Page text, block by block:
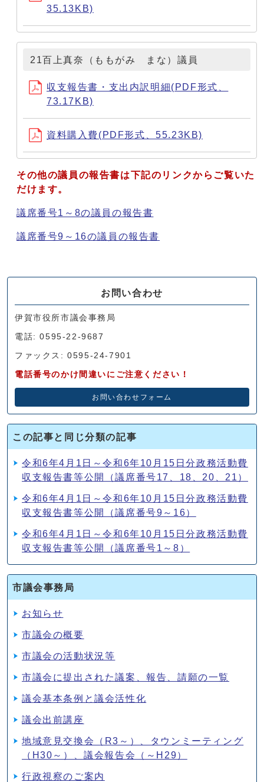
35.13KB)
21百上真奈（ももがみ まな）議員
収支報告書・支出内訳明細(PDF形式、
73.17KB)
資料購入費(PDF形式、55.23KB)
その他の議員の報告書は下記のリンクからご覧いた
だけます。
議席番号1～8の議員の報告書
議席番号9～16の議員の報告書
お問い合わせ
伊賀市役所市議会事務局
電話: 0595-22-9687
ファックス: 0595-24-7901
電話番号のかけ間違いにご注意ください！
お問い合わせフォーム
この記事と同じ分類の記事
令和6年4月1日～令和6年10月15日分政務活動費
収支報告書等公開（議席番号17、18、20、21）
令和6年4月1日～令和6年10月15日分政務活動費
収支報告書等公開（議席番号9～16）
令和6年4月1日～令和6年10月15日分政務活動費
収支報告書等公開（議席番号1～8）
市議会事務局
お知らせ
市議会の概要
市議会の活動状況等
市議会に提出された議案、報告、請願の一覧
議会基本条例と議会活性化
議会出前講座
地域意見交換会（R3～）、タウンミーティング
（H30～）、議会報告会（～H29）
行政視察のご案内